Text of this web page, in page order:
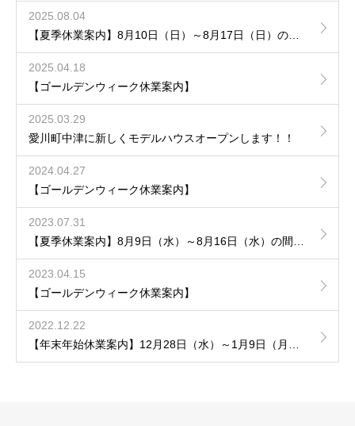
2025.08.04
2025.04.18
【ゴールデンウィーク休業案内】
2025.03.29
愛川町中津に新しくモデルハウスオープンします！！
2024.04.27
【ゴールデンウィーク休業案内】
2023.07.31
2023.04.15
【ゴールデンウィーク休業案内】
2022.12.22